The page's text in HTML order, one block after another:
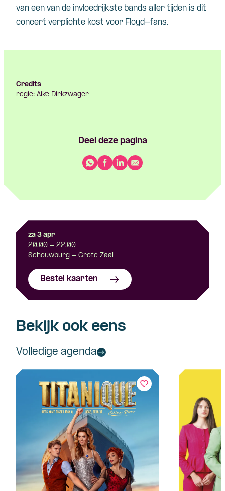
van een van de invloedrijkste bands aller tijden is dit
concert verplichte kost voor Floyd-fans.
Credits
regie: Aike Dirkzwager
Deel deze pagina
za 3 apr
20.00 - 22.00
Schouwburg - Grote Zaal
Bestel kaarten
Bekijk ook eens
Volledige agenda